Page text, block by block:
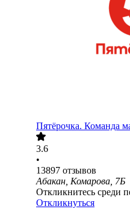
Пятёрочка. Команда
3.6
•
13897 отзывов
Абакан, Комарова, 7Б
Откликнитесь среди
Откликнуться